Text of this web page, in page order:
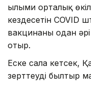
Ғылыми орталық
кездесетін COVID
вакцинаны одан
отыр.
Еске сала кетсек,
зерттеуді былтыр